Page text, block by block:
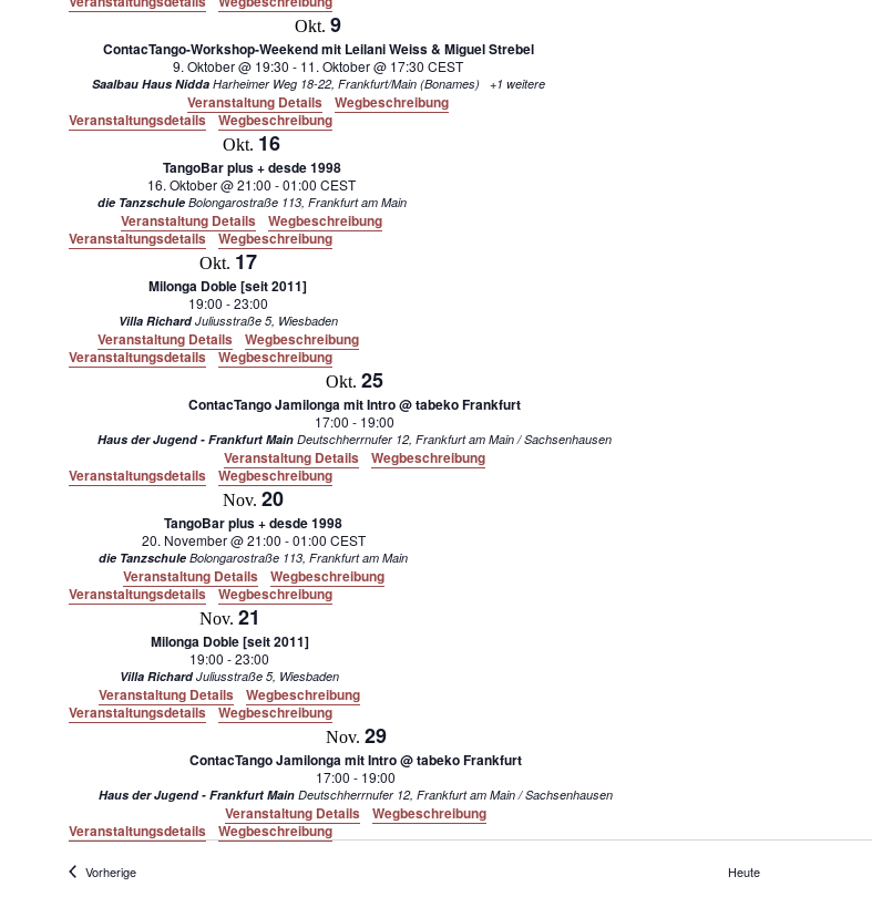
Okt. 9
ContacTango-Workshop-Weekend mit Leilani Weiss & Miguel Strebel
9. Oktober @ 19:30 - 11. Oktober @ 17:30 CEST
Saalbau Haus Nidda Harheimer Weg 18-22, Frankfurt/Main (Bonames) +1 weitere
Veranstaltung Details
Wegbeschreibung
Veranstaltungsdetails
Wegbeschreibung
Okt. 16
TangoBar plus + desde 1998
16. Oktober @ 21:00 -01:00 CEST
die Tanzschule Bolongarostraße 113, Frankfurt am Main
Veranstaltung Details
Wegbeschreibung
Veranstaltungsdetails
Wegbeschreibung
Okt. 17
Milonga Doble [seit 2011]
19:00 -23:00
Villa Richard Juliusstraße 5, Wiesbaden
Veranstaltung Details
Wegbeschreibung
Veranstaltungsdetails
Wegbeschreibung
Okt. 25
ContacTango Jamilonga mit Intro @ tabeko Frankfurt
17:00 - 19:00
Haus der Jugend - Frankfurt Main Deutschherrnufer 12, Frankfurt am Main / Sachsenhausen
Veranstaltung Details
Wegbeschreibung
Veranstaltungsdetails
Wegbeschreibung
Nov. 20
TangoBar plus + desde 1998
20. November @ 21:00 -01:00 CEST
die Tanzschule Bolongarostraße 113, Frankfurt am Main
Veranstaltung Details
Wegbeschreibung
Veranstaltungsdetails
Wegbeschreibung
Nov. 21
Milonga Doble [seit 2011]
19:00 -23:00
Villa Richard Juliusstraße 5, Wiesbaden
Veranstaltung Details
Wegbeschreibung
Veranstaltungsdetails
Wegbeschreibung
Nov. 29
ContacTango Jamilonga mit Intro @ tabeko Frankfurt
17:00 - 19:00
Haus der Jugend - Frankfurt Main Deutschherrnufer 12, Frankfurt am Main / Sachsenhausen
Veranstaltung Details
Wegbeschreibung
Veranstaltungsdetails
Wegbeschreibung
VorherigeVeranstaltungen Heute